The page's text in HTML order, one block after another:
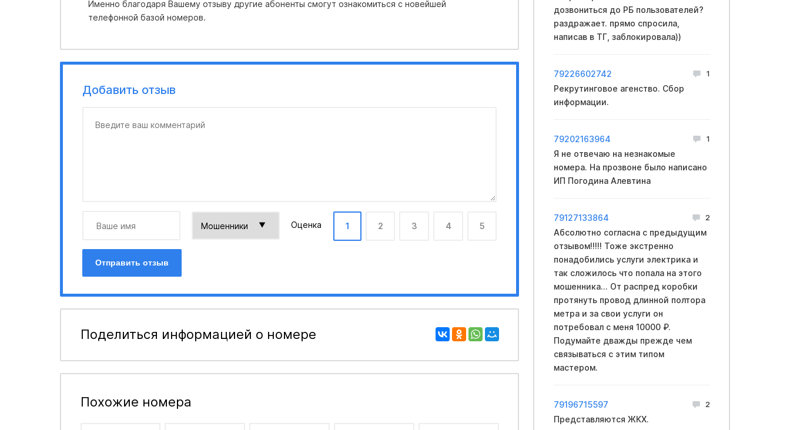
Именно благодаря Вашему отзыву другие абоненты смогут ознакомиться с новейшей
телефонной базой номеров.
Добавить отзыв
Оценка 1 2 3 4 5
Отправить отзыв
Поделиться информацией о номере
Похожие номера
дозвониться до РБ пользователей?
раздражает. прямо спросила,
написав в ТГ, заблокировала))
79226602742 1
Рекрутинговое агенство. Сбор
информации.
79202163964 1
Я не отвечаю на незнакомые
номера. На прозвоне было написано
ИП Погодина Алевтина
79127133864 2
Абсолютно согласна с предыдущим
отзывом!!!!! Тоже экстренно
понадобились услуги электрика и
так сложилось что попала на этого
мошенника... От распред коробки
протянуть провод длинной полтора
метра и за свои услуги он
потребовал с меня 10000 ₽.
Подумайте дважды прежде чем
связываться с этим типом
мастером.
79196715597 2
Представляются ЖКХ.